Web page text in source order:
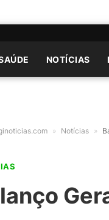
NOTÍCIAS
» Notícias »